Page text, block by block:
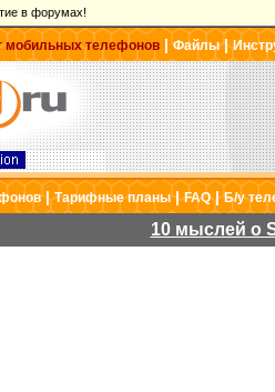
в форумах!
мобильных телефонов |Файлы|
|Тарифные планы|FAQ|Б/у
10 мыслей о